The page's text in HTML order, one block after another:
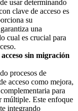
usar determinando
clave de acceso es
su
una
cual es crucial para
sin migración
procesos de
acceso como mejora,
para
múltiple. Este enfoque
integrando